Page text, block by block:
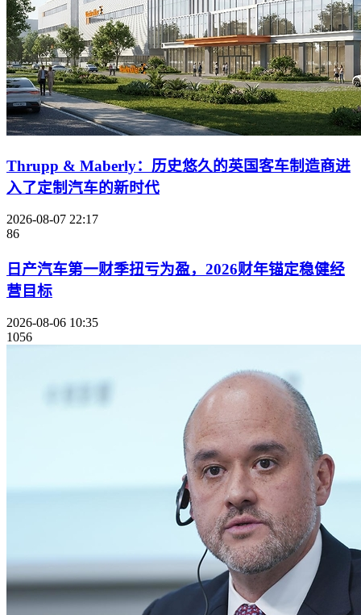
Thrupp & Maberly：历史悠久的英国客车制造商进
入了定制汽车的新时代
2026-08-07 22:17
86
日产汽车第一财季扭亏为盈，2026财年锚定稳健经
营目标
2026-08-06 10:35
1056